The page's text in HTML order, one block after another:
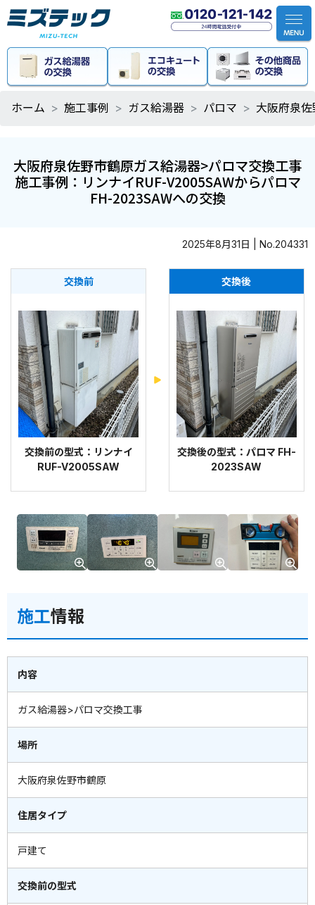
ホーム 施工事例 ガス給湯器 パロマ 大阪府泉
大阪府泉佐野市鶴原ガス給湯器>パロマ交換工事
施工事例：リンナイRUF-V2005SAWからパロマ
FH-2023SAWへの交換
2025年8月31日 | No.204331
交換前
交換前の型式：リンナイ
RUF-V2005SAW
交換後
交換後の型式：パロマ FH-
2023SAW
施工情報
内容
ガス給湯器>パロマ交換工事
場所
大阪府泉佐野市鶴原
住居タイプ
戸建て
交換前の型式